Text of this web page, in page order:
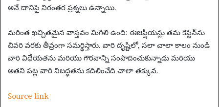
అనే దానిపై నిరంతర ప్రశ్నలు ఉన్నాయి.
మరింత ఖచ్చితమైన వాస్తవం మిగిలి ఉంది: ఈజిప్షియన్లు తమ కెప్టెన్‌ను
చివరి వరకు తీవ్రంగా సమర్థిస్తారు. వారి దృష్టిలో, సలా చాలా కాలం నుండి
వారి విధేయతను మరియు గౌరవాన్ని సంపాదించుకున్నాడు మరియు
అతని పట్ల వారి నిబద్ధతను కదిలించేది చాలా తక్కువ.
Source link